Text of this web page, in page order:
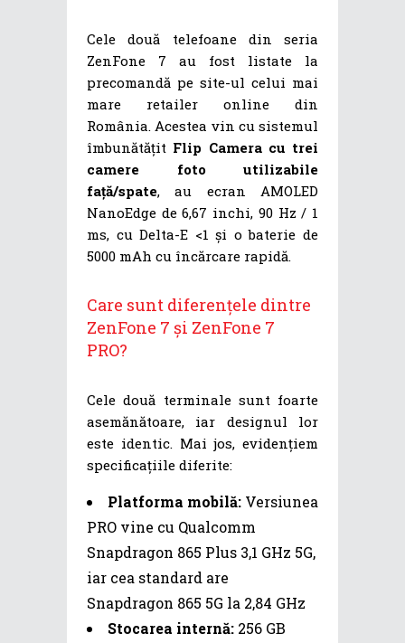
Cele două telefoane din seria
ZenFone 7 au fost listate la
precomandă pe site-ul celui mai
mare retailer online din
România. Acestea vin cu sistemul
îmbunătățit Flip Camera cu trei
camere foto utilizabile
față/spate, au ecran AMOLED
NanoEdge de 6,67 inchi, 90 Hz / 1
ms, cu Delta-E <1 și o baterie de
5000 mAh cu încărcare rapidă.
Care sunt diferențele dintre
ZenFone 7 și ZenFone 7
PRO?
Cele două terminale sunt foarte
asemănătoare, iar designul lor
este identic. Mai jos, evidențiem
specificațiile diferite:
Platforma mobilă: Versiunea
PRO vine cu Qualcomm
Snapdragon 865 Plus 3,1 GHz 5G,
iar cea standard are
Snapdragon 865 5G la 2,84 GHz
Stocarea internă: 256 GB